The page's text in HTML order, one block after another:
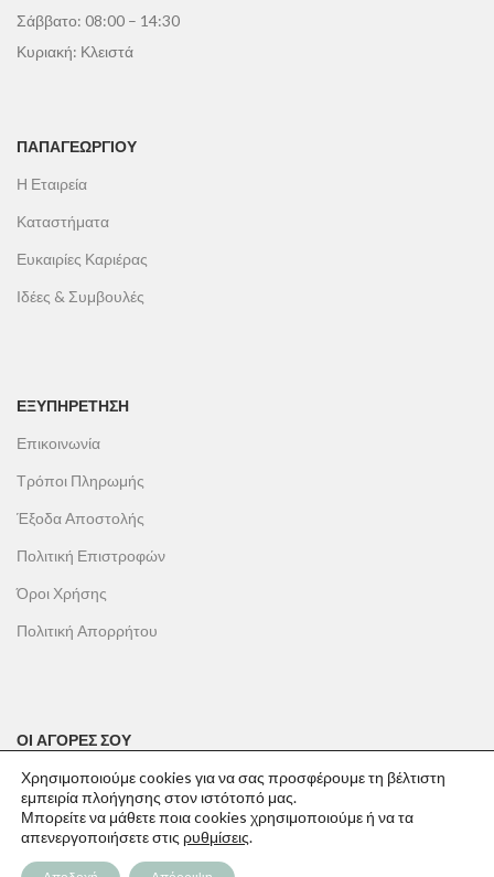
Σάββατο: 08:00 – 14:30
Κυριακή: Κλειστά
ΠΑΠΑΓΕΩΡΓΊΟΥ
Η Εταιρεία
Καταστήματα
Ευκαιρίες Καριέρας
Ιδέες & Συμβουλές
ΕΞΥΠΗΡΕΤΗΣΗ
Επικοινωνία
Τρόποι Πληρωμής
Έξοδα Αποστολής
Πολιτική Επιστροφών
Όροι Χρήσης
Πολιτική Απορρήτου
ΟΙ ΑΓΟΡΕΣ ΣΟΥ
Ο λογαριασμός μου
Το καλάθι σου
Οι παραγγελίες σου
Χρησιμοποιούμε cookies για να σας προσφέρουμε τη βέλτιστη
εμπειρία πλοήγησης στον ιστότοπό μας.
Μπορείτε να μάθετε ποια cookies χρησιμοποιούμε ή να τα
απενεργοποιήσετε στις ρυθμίσεις.